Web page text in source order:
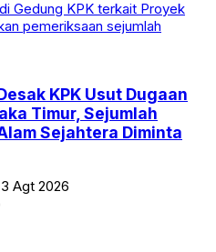
KPK Usut Dugaan
Timur, Sejumlah
Sejahtera Diminta
Agt 2026